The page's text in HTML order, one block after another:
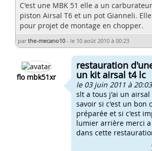
C'est une MBK 51 elle a un
piston Airsal T6 et un pot Gianneli.
pour projet de montage en chopper.
parthe-mecano10 - le 10 août 2010 à 00:23
flo mbk51xr
restauration
un kit airsal t4 lc
le 03 juin 2011 à 20:03
slt a tous j'ai un
savoir si c'est un bon
préparée et si c'est
lumier arrière merci
dans cette